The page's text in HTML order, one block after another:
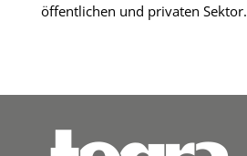
öffentlichen und privaten Sektor.